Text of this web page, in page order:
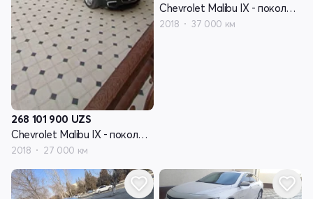
268 101 900 UZS
Chevrolet Malibu IX - поколение
2018 27 000 км
Chevrolet Malibu IX - поколение
2018 37 000 км